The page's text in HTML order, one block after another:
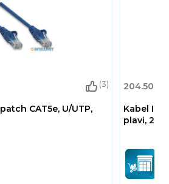
(3)
CAT5e, U/UTP,
Kabel
plavi, 2m